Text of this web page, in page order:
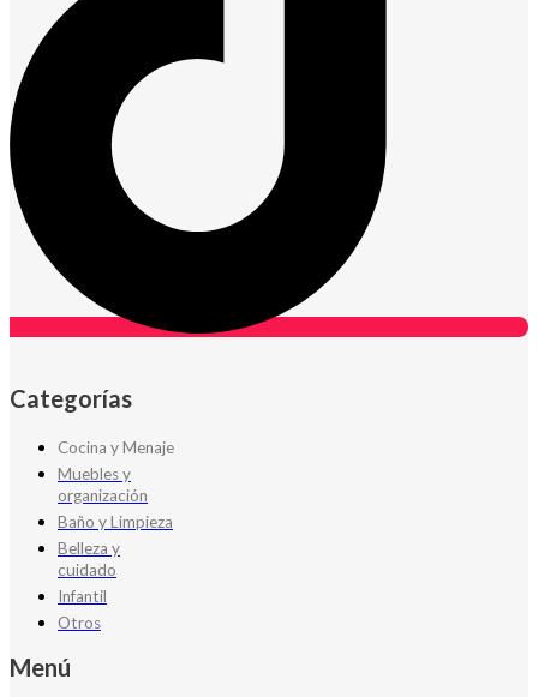
Categorías
Cocina y Menaje
Muebles y
organización
Baño y Limpieza
Belleza y
cuidado
Infantil
Otros
Menú